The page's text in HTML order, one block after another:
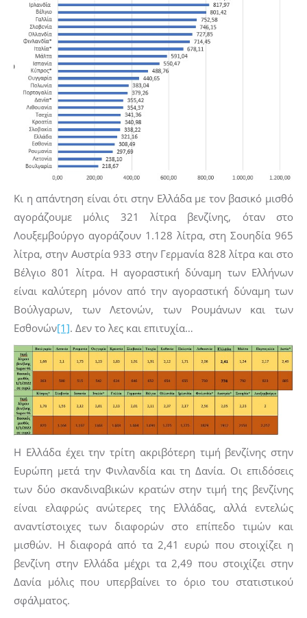
Κι η απάντηση είναι ότι στην Ελλάδα με τον βασικό μισθό
αγοράζουμε μόλις 321 λίτρα βενζίνης, όταν στο
Λουξεμβούργο αγοράζουν 1.128 λίτρα, στη Σουηδία 965
λίτρα, στην Αυστρία 933 στην Γερμανία 828 λίτρα και στο
Βέλγιο 801 λίτρα. Η αγοραστική δύναμη των Ελλήνων
είναι καλύτερη μόνον από την αγοραστική δύναμη των
Βούλγαρων, των Λετονών, των Ρουμάνων και των
Εσθονών[1]. Δεν το λες και επιτυχία…
Η Ελλάδα έχει την τρίτη ακριβότερη τιμή βενζίνης στην
Ευρώπη μετά την Φινλανδία και τη Δανία. Οι επιδόσεις
των δύο σκανδιναβικών κρατών στην τιμή της βενζίνης
είναι ελαφρώς ανώτερες της Ελλάδας, αλλά εντελώς
αναντίστοιχες των διαφορών στο επίπεδο τιμών και
μισθών. Η διαφορά από τα 2,41 ευρώ που στοιχίζει η
βενζίνη στην Ελλάδα μέχρι τα 2,49 που στοιχίζει στην
Δανία μόλις που υπερβαίνει το όριο του στατιστικού
σφάλματος.